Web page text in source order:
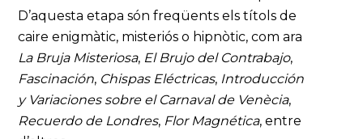
D’aquesta etapa són freqüents els títols de
caire enigmàtic, misteriós o hipnòtic, com ara
La Bruja Misteriosa, El Brujo del Contrabajo,
Fascinación, Chispas Eléctricas, Introducción
y Variaciones sobre el Carnaval de Venècia,
Recuerdo de Londres, Flor Magnética, entre